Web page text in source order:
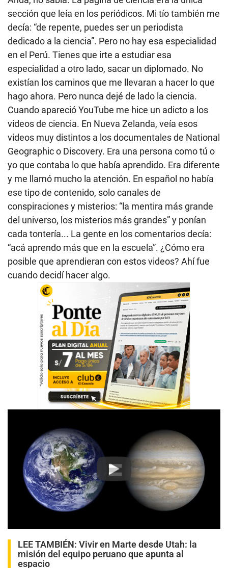
sección que leía en los periódicos. Mi tío también me
decía: “de repente, puedes ser un periodista
dedicado a la ciencia”. Pero no hay esa especialidad
en el Perú. Tienes que irte a estudiar esa
especialidad a otro lado, sacar un diplomado. No
existían los caminos que me llevaran a hacer lo que
hago ahora. Pero nunca dejé de lado la ciencia.
Cuando apareció YouTube me hice un adicto a los
videos de ciencia. En Nueva Zelanda, veía esos
videos muy distintos a los documentales de National
Geographic o Discovery. Era una persona como tú o
yo que contaba lo que había aprendido. Era diferente
y me llamó mucho la atención. En español no había
ese tipo de contenido, solo canales de
conspiraciones y misterios: “la mentira más grande
del universo, los misterios más grandes” y ponían
cada tontería... La gente en los comentarios decía:
“acá aprendo más que en la escuela”. ¿Cómo era
posible que aprendieran con estos videos? Ahí fue
cuando decidí hacer algo.
Play
LEE TAMBIÉN: Vivir en Marte desde Utah: la
misión del equipo peruano que apunta al
espacio